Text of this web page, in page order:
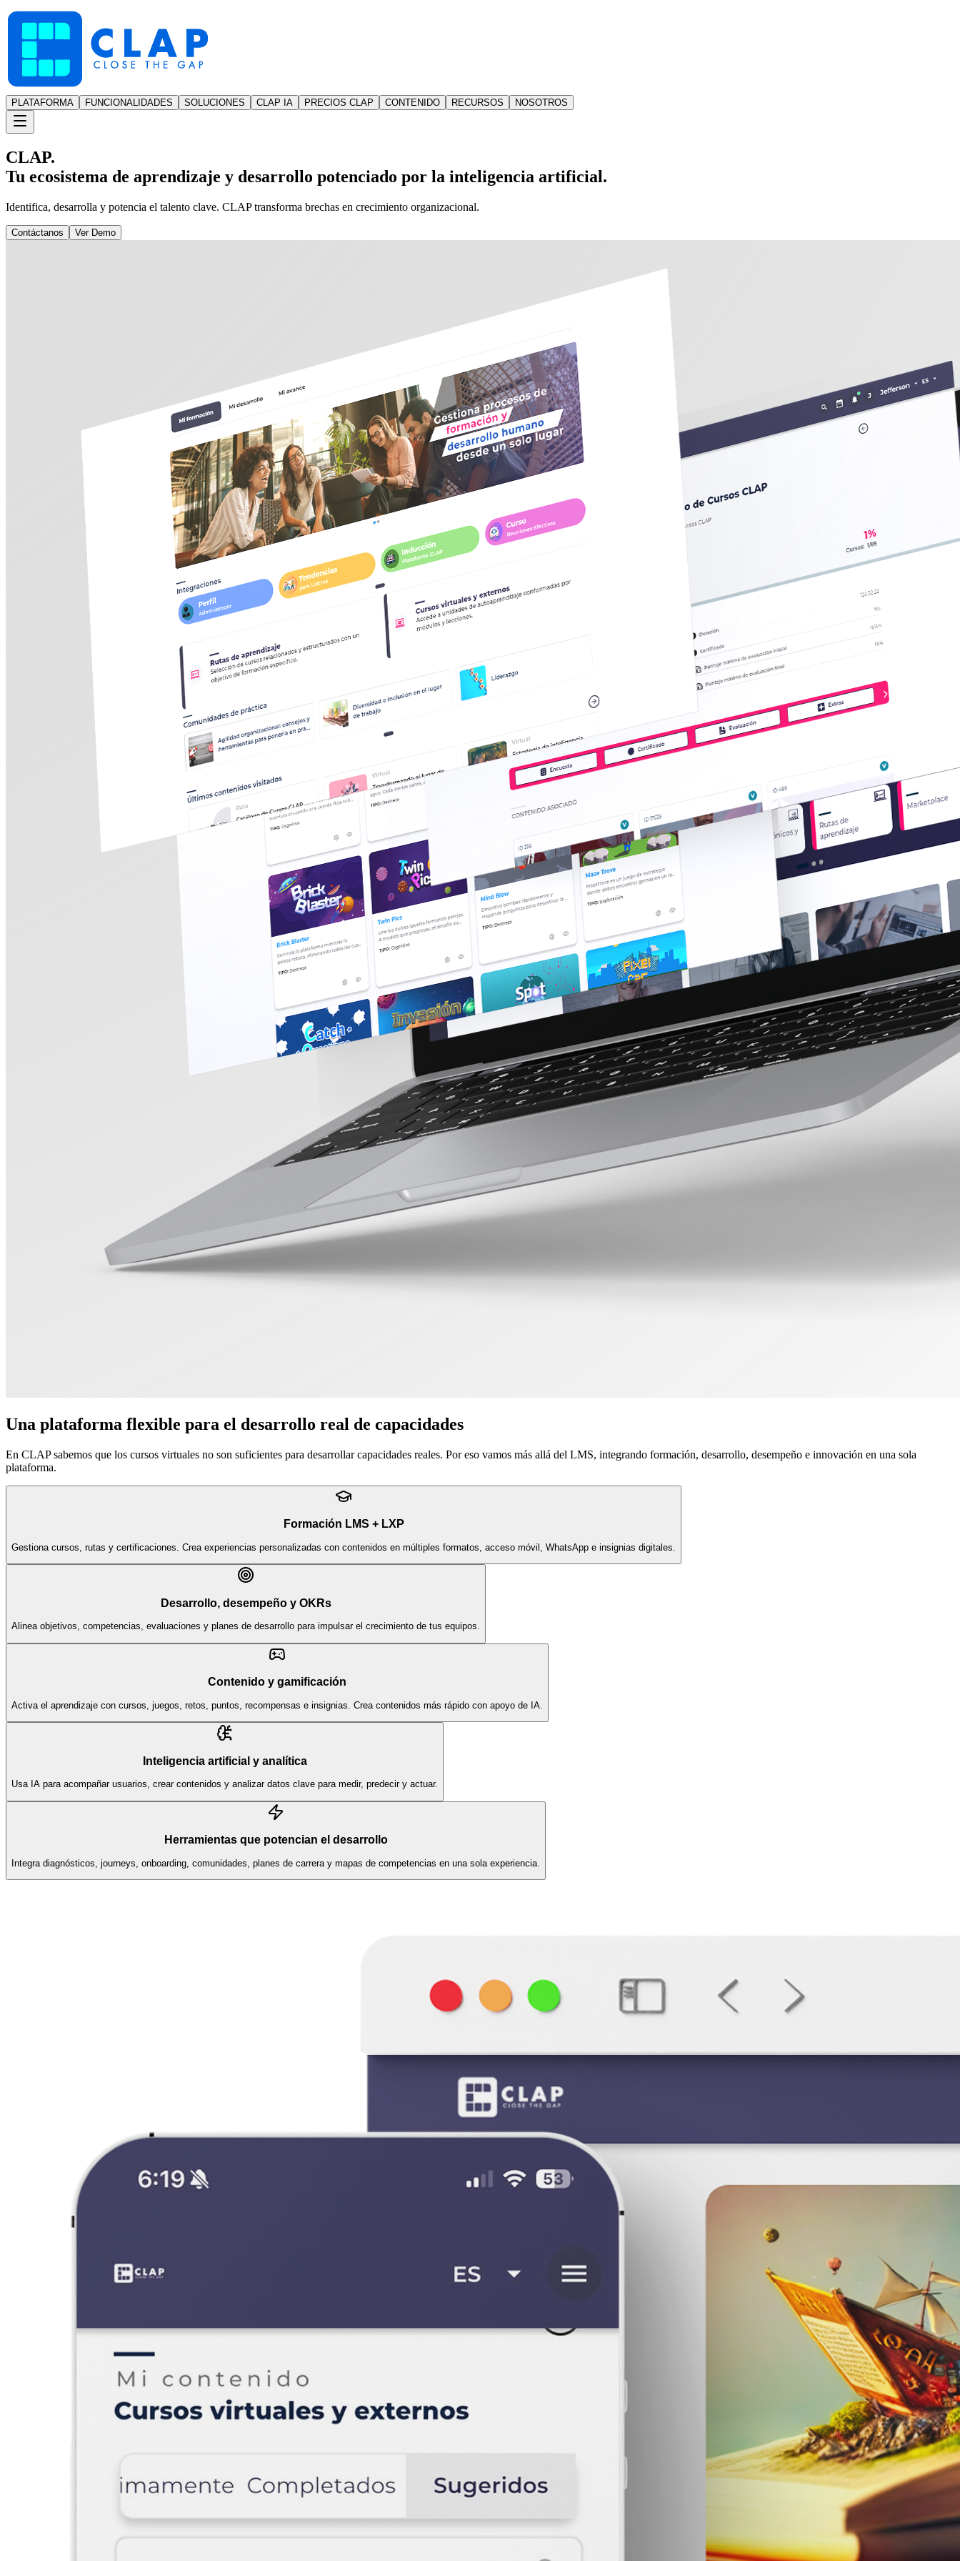
PLATAFORMA FUNCIONALIDADES SOLUCIONES CLAP IA PRECIOS CLAP CONTENIDO RECURSOS NOSOTROS
CLAP.
Tu ecosistema de aprendizaje y desarrollo potenciado por la inteligencia artificial.
Identifica, desarrolla y potencia el talento clave. CLAP transforma brechas en crecimiento organizacional.
Contáctanos Ver Demo
Una plataforma flexible para el desarrollo real de capacidades
En CLAP sabemos que los cursos virtuales no son suficientes para desarrollar capacidades reales. Por eso vamos más allá del LMS, integrando formación, desarrollo, desempeño e innovación en una sola
plataforma.
Formación LMS + LXP
Gestiona cursos, rutas y certificaciones. Crea experiencias personalizadas con contenidos en múltiples formatos, acceso móvil, WhatsApp e insignias digitales.
Desarrollo, desempeño y OKRs
Alinea objetivos, competencias, evaluaciones y planes de desarrollo para impulsar el crecimiento de tus equipos.
Contenido y gamificación
Activa el aprendizaje con cursos, juegos, retos, puntos, recompensas e insignias. Crea contenidos más rápido con apoyo de IA.
Inteligencia artificial y analítica
Usa IA para acompañar usuarios, crear contenidos y analizar datos clave para medir, predecir y actuar.
Herramientas que potencian el desarrollo
Integra diagnósticos, journeys, onboarding, comunidades, planes de carrera y mapas de competencias en una sola experiencia.